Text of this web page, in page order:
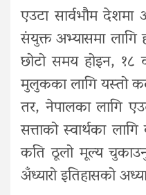
एउटा सार्वभौम देशमा
संयुक्त अभ्यासमा
छोटो समय होइन, १८
मुलुकका लागि यस्तो
तर, नेपालका लागि
सत्ताको स्वार्थका
कति ठूलो मूल्य
अँध्यारो इतिहासको